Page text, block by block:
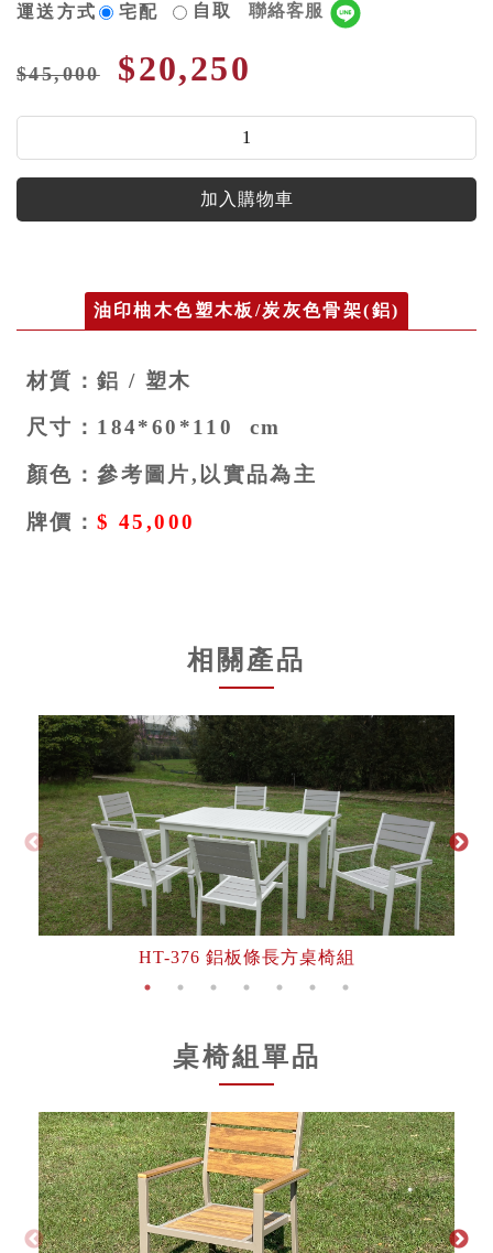
運送方式 宅配 自取 聯絡客服
$45,000 $20,250
加入購物車
油印柚木色塑木板/炭灰色骨架(鋁)
材質：鋁 / 塑木
尺寸：184*60*110 cm
顏色：參考圖片,以實品為主
牌價：$ 45,000
相關產品
HT-376 鋁板條長方桌椅組
桌椅組單品